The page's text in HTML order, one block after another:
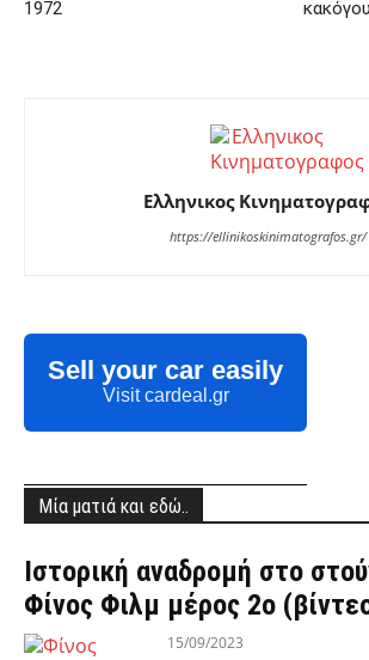
1972
Ελληνικος
https://ellinikoskinimatografos.gr/
Sell your car easily
Visit cardeal.gr
Μία ματιά και εδώ..
Ιστορική αναδρομή στο
Φίνος Φιλμ μέρος 2ο
15/09/2023